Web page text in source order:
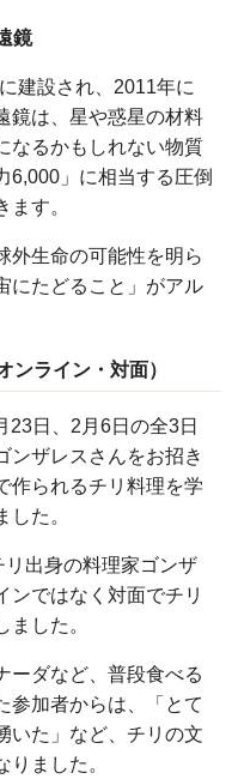
鏡
建設され、2011年に
鏡は、星や惑星の材料
なるかもしれない物質
6,000」に相当する圧倒
す。
外生命の可能性を明ら
にたどること」がアル
ンライン・対面）
23日、2月6日の全3日
ンザレスさんをお招き
作られるチリ料理を学
た。
出身の料理家ゴンザ
ンではなく対面でチリ
した。
ーダなど、普段食べる
参加者からは、「とて
いた」など、チリの文
ました。